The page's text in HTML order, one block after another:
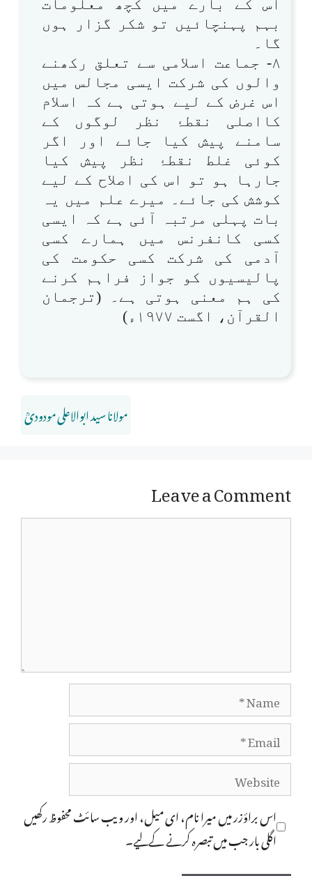
اس کے بارے میں کچھ معلومات
بہم پہنچائیں تو شکر گزار ہوں
گا۔
۸- جماعت اسلامی سے تعلق رکھنے
والوں کی شرکت ایسی مجالس میں
اس غرض کے لیے ہوتی ہے کہ اسلام
کااصلی نقطۂ نظر لوگوں کے
سامنے پیش کیا جائے اور اگر
کوئی غلط نقطۂ نظر پیش کیا
جارہا ہو تو اس کی اصلاح کے لیے
کوشش کی جائے۔ میرے علم میں یہ
بات پہلی مرتبہ آئی ہے کہ ایسی
کسی کانفرنس میں ہمارے کسی
آدمی کی شرکت کسی حکومت کی
پالیسیوں کو جواز فراہم کرنے
کی ہم معنی ہوتی ہے۔ (ترجمان
القرآن، اگست ۱۹۷۷ء)
مولانا سید ابوالاعلی مودودیؒ
Leave a Comment
Name
Email
Website
اس براؤزر میں میرا نام، ای میل، اور ویب سائٹ محفوظ رکھیں
اگلی بار جب میں تبصرہ کرنے کےلیے۔